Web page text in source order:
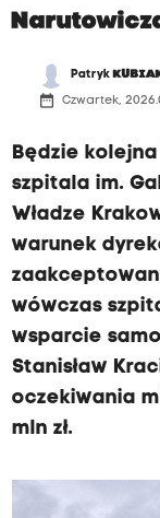
Patryk
date_range Czwartek,
Będzie
szpitala im.
Władze
warunek
wówczas
wsparcie
Stanisław
oczekiwania
mln zł.